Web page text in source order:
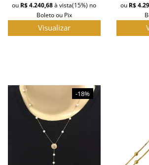
ou R$ 4.240,68à vista(15%) no
Boleto ou Pix
Visualizar
ou R$
-18%